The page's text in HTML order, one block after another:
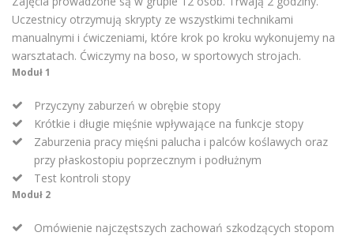
Uczestnicy otrzymują skrypty ze wszystkimi technikami
manualnymi i ćwiczeniami, które krok po kroku wykonujemy na
warsztatach. Ćwiczymy na boso, w sportowych strojach.
Moduł 1
Przyczyny zaburzeń w obrębie stopy
Krótkie i długie mięśnie wpływające na funkcje stopy
Zaburzenia pracy mięśni palucha i palców koślawych oraz
przy płaskostopiu poprzecznym i podłużnym
Test kontroli stopy
Moduł 2
Omówienie najczęstszych zachowań szkodzących stopom